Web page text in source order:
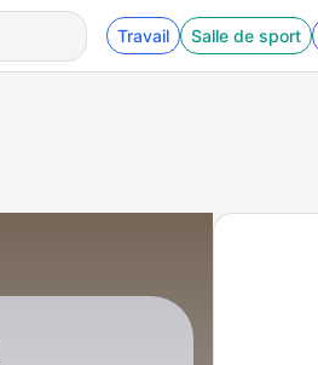
Travail Salle de sport